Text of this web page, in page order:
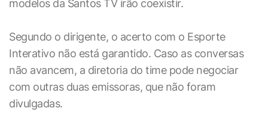
modelos da Santos TV irão coexistir.
Segundo o dirigente, o acerto com o Esporte
Interativo não está garantido. Caso as conversas
não avancem, a diretoria do time pode negociar
com outras duas emissoras, que não foram
divulgadas.